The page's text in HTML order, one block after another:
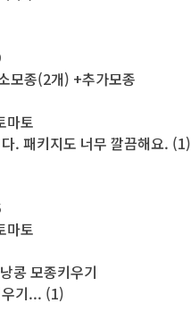
모종(2개) +추가모종
마토
. 패키지도 너무 깔끔해요. (1)
마토
콩 모종키우기
기... (1)